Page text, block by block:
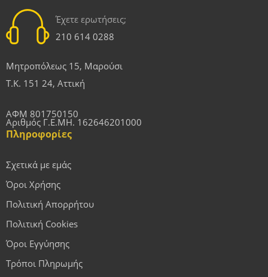
Έχετε ερωτήσεις;
210 614 0288
Μητροπόλεως 15, Μαρούσι
Τ.Κ. 151 24, Αττική
ΑΦΜ 801750150
Αριθμός Γ.Ε.ΜΗ. 162646201000
Πληροφορίες
Σχετικά με εμάς
Όροι Χρήσης
Πολιτική Απορρήτου
Πολιτική Cookies
Όροι Εγγύησης
Τρόποι Πληρωμής